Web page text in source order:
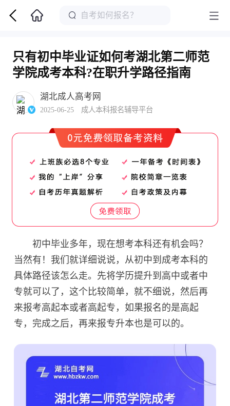
只有初中毕业证如何考湖北第二师范
学院成考本科?在职升学路径指南
湖北成人高考网
2025-06-25 成人本科报名辅导平台
初中毕业多年，现在想考本科还有机会吗？
当然有！我们就详细说说，从初中到成考本科的
具体路径该怎么走。先将学历提升到高中或者中
专就可以了，这个比较简单，就不细说，然后再
来报考高起本或者高起专，如果报名的是高起
专，完成之后，再来报专升本也是可以的。